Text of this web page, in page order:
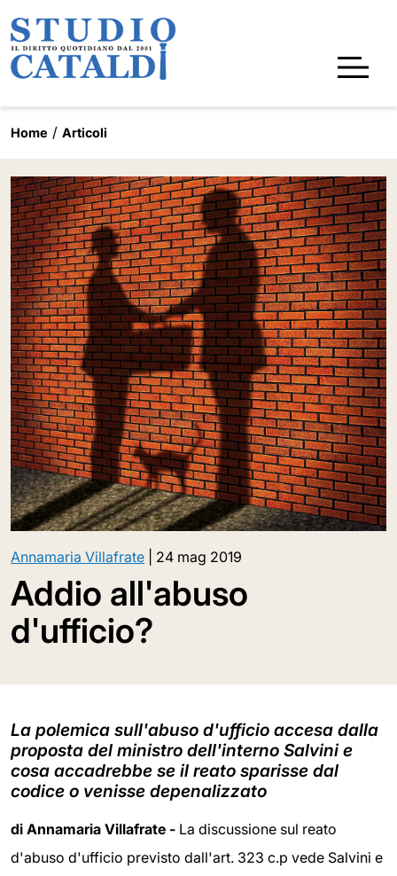
Home Articoli
Annamaria Villafrate 24 mag 2019
Addio all'abuso
d'ufficio?
La polemica sull'abuso d'ufficio accesa dalla
proposta del ministro dell'interno Salvini e
cosa accadrebbe se il reato sparisse dal
codice o venisse depenalizzato
di Annamaria Villafrate - La discussione sul reato
d'abuso d'ufficio previsto dall'art. 323 c.p vede Salvini e